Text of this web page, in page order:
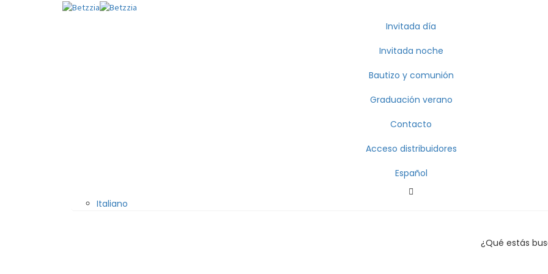
Invitada día
Invitada noche
Bautizo y comunión
Graduación verano
Contacto
Acceso distribuidores
Español
Italiano
¿Qué estás